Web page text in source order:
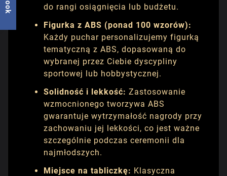
do rangi osiągnięcia lub budżetu.
Figurka z ABS (ponad 100 wzorów):
Każdy puchar personalizujemy figurką
tematyczną z ABS, dopasowaną do
wybranej przez Ciebie dyscypliny
sportowej lub hobbystycznej.
Solidność i lekkość: Zastosowanie
wzmocnionego tworzywa ABS
gwarantuje wytrzymałość nagrody przy
zachowaniu jej lekkości, co jest ważne
szczególnie podczas ceremonii dla
najmłodszych.
Miejsce na tabliczkę: Klasyczna